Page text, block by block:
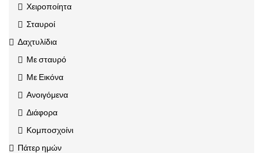
Χειροποίητα
Σταυροί
Δαχτυλίδια
Με σταυρό
Με Εικόνα
Ανοιγόμενα
Διάφορα
Κομποσχοίνι
Πάτερ ημών